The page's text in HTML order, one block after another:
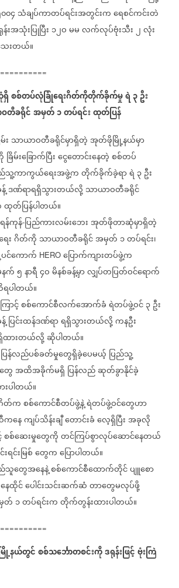
၀၄ သံချပ်ကာတပ်ရင်းအတွင်းကရေစင်ကင်းတဲ
းအသုံးပြုပြီး ၁၂ဝမမလက်လုပ်ဗုံးသီး၂လုံး
ေးတယ်။
စစ်တပ်လုံခြုံရေးဂိတ်ကိုတိုက်ခိုက်မှုရဲ၃ဦး
တီခရိုင်အမှတ်၁တပ်ရင်းထုတ်ပြန်
း သာယာဝတီခရိုင်မှာရှိတဲ့အုတ်ဖိုမြို့နယ်မှာ
ခြိမ်းခြောက်ပြီးငွေတောင်းနေတဲ့စစ်တပ်
ည်သူ့ကာကွယ်ရေးအဖွဲ့ကတိုက်ခိုက်ခဲ့ရာရဲ ၃ဦး
ဒဏ်ရာရရှိသွားတယ်လို့သာယာဝတီခရိုင်
ထုတ်ပြန်ပါတယ်။
ရန်ကုန်-ပြည်ကားလမ်းဘေးအုတ်ဖိုတာဆုံမှာရှိတဲ့
းဂိတ်ကို သာယာဝတီခရိုင်အမှတ် ၁တပ်ရင်း၊
င်ကောက် HERO ပြောက်ကျားတပ်ဖွဲ့က
က်၅နာရီ၄ဝမိနစ်ခန့်မှာလျှပ်တပြတ်ဝင်ရောက်
ပါတယ်။
ာင့်စစ်ကောင်စီလက်အောက်ခံရဲတပ်ဖွဲ့ဝင်၃ဦး
ပြင်းထန်ဒဏ်ရာရရှိသွားတယ်လို့ကနဦး
ထားတယ်လို့ဆိုပါတယ်။
ပြန်လည်ပစ်ခတ်မှုတွေရှိခဲ့ပေမယ့် ပြည်သူ့
ေအထိအခိုက်မရှိ ပြန်လည်ဆုတ်ခွာနိုင်ခဲ့
ပါတယ်။
ဂိတ်ကစစ်ကောင်စီတပ်ဖွဲ့နဲ့ရဲတပ်ဖွဲ့ဝင်တွေဟာ
နေကျပ်သိန်းချီတောင်းခံလေ့ရှိပြီးအခုလို
စစ်ဆေးမှုတွေကိုတင်ကြပ်စွာလုပ်ဆောင်နေတယ်
င်းမြစ်တွေကပြောပါတယ်။
သူတွေအနေနဲ့စစ်ကောင်စီထောက်တိုင်ပျူစော
နေထိုင်ပေါင်းသင်းဆက်ဆံတာတွေမလုပ်ဖို့
တ် ၁တပ်ရင်းကတိုက်တွန်းထားပါတယ်။
ြို့နယ်တွင်စစ်သင်္ဘောတစင်းကိုဒရုန်းဖြင့်ဗုံးကြဲ